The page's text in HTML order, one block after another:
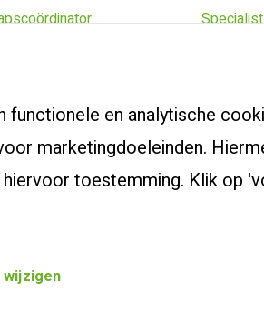
functionele en analytische
marketingdoeleinden.
toestemming. Klik op